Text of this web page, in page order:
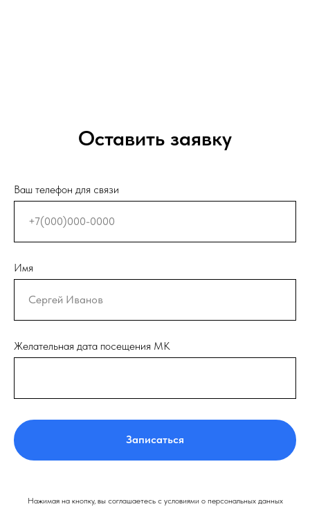
Оставить заявку
Ваш телефон для связи
Имя
Желательная дата посещения МК
Записаться
Нажимая на кнопку, вы соглашаетесь с условиями о персональных данных